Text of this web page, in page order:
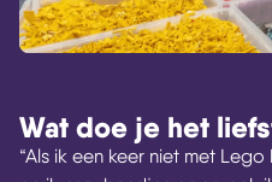
Wat doe je het
“Als ik een keer niet met